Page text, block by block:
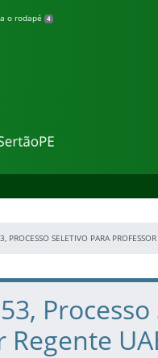
o rodapé 4
PROCESSO SELETIVO PARA
Regente